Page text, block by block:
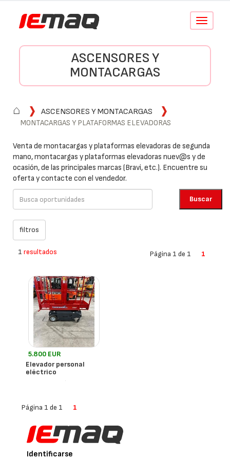
Conmutar
ASCENSORES Y
MONTACARGAS
⌂
ASCENSORES Y MONTACARGAS
MONTACARGAS Y PLATAFORMAS ELEVADORAS
Venta de montacargas y plataformas elevadoras de segunda
mano, montacargas y plataformas elevadoras nuev@s y de
ocasión, de las principales marcas (Bravi, etc.). Encuentre su
oferta y contacte con el vendedor.
1 resultados Página 1 de 1 1
5.800 EUR
Elevador personal
eléctrico
- España
Página 1 de 1 1
Identificarse